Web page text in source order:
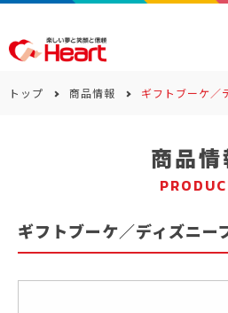
サステナビリティ
トップ 商品情報 ギフトブーケ／
商品情
ギフトブーケ／ディズニー